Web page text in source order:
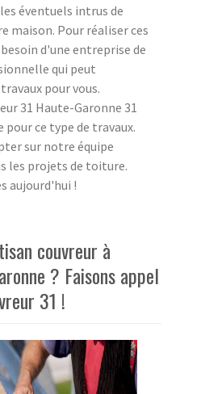
éventuels intrus de
maison. Pour réaliser ces
d'une entreprise de
qui peut
pour vous.
31 Haute-Garonne 31
pour ce type de travaux.
sur notre équipe
les projets de toiture.
aujourd'hui !
couvreur à
? Faisons appel
31 !